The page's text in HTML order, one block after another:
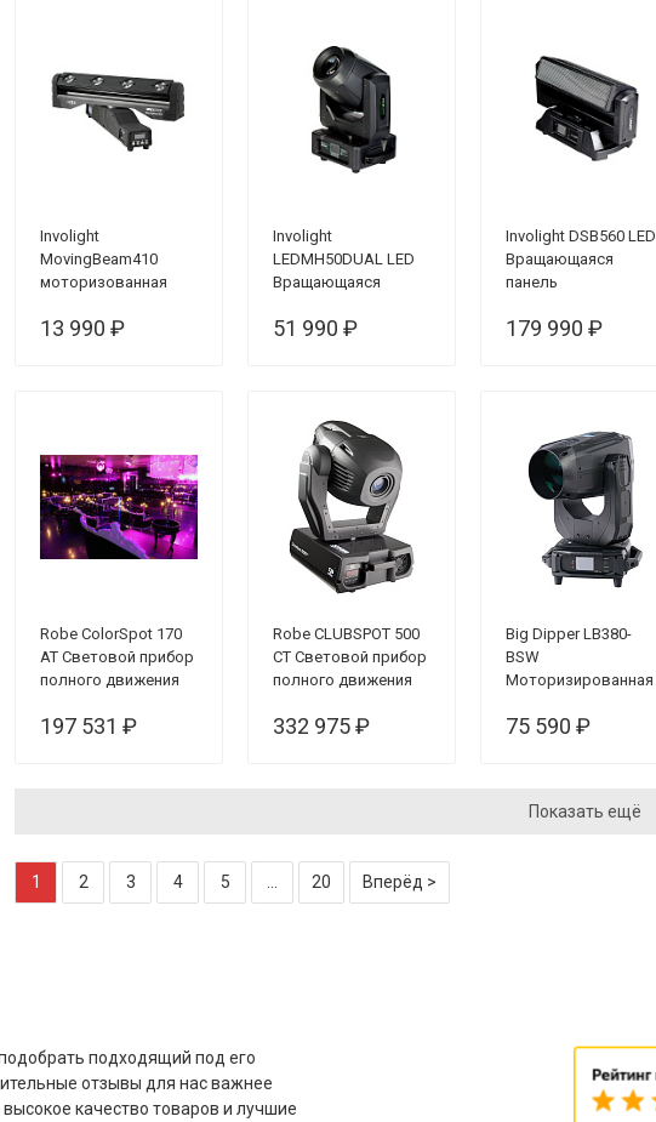
Involight
MovingBeam410
моторизованная
13 990 ₽
Involight
LEDMH50DUAL LED
Вращающаяся
51 990 ₽
Involight DSB560 LED
Вращающаяся
панель
179 990 ₽
Robe ColorSpot 170
AT Световой прибор
полного движения
197 531 ₽
Robe CLUBSPOT 500
CT Световой прибор
полного движения
332 975 ₽
Big Dipper LB380-
BSW
Моторизированная
380 Вт
75 590 ₽
Показать ещё
1 2 3 4 5 20 Вперёд >
подходящий под его
отзывы для нас важнее
качество товаров и лучшие